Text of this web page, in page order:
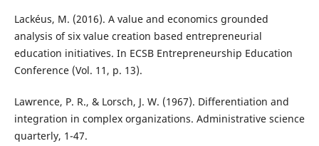
Lackéus, M. (2016). A value and economics grounded
analysis of six value creation based entrepreneurial
education initiatives. In ECSB Entrepreneurship Education
Conference (Vol. 11, p. 13).
Lawrence, P. R., & Lorsch, J. W. (1967). Differentiation and
integration in complex organizations. Administrative science
quarterly, 1-47.